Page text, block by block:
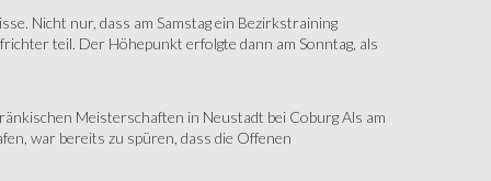
Nicht nur, dass am Samstag ein Bezirkstraining
teil. Der Höhepunkt erfolgte dann am Sonntag, als
Meisterschaften in Neustadt bei Coburg Als am
war bereits zu spüren, dass die Offenen